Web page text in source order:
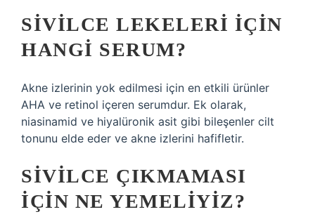
SIVILCE LEKELERI IÇIN
HANGI SERUM?
Akne izlerinin yok edilmesi için en etkili ürünler
AHA ve retinol içeren serumdur. Ek olarak,
niasinamid ve hiyalüronik asit gibi bileşenler cilt
tonunu elde eder ve akne izlerini hafifletir.
SIVILCE ÇIKMAMASI
IÇIN NE YEMELIYIZ?